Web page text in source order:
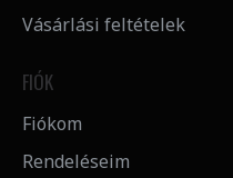
Vásárlási feltételek
FIÓK
Fiókom
Rendeléseim